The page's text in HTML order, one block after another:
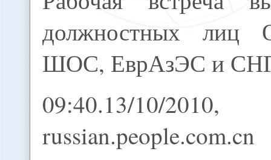
должностных лиц
ШОС, ЕврАзЭС и
09:40.13/10/2010,
russian.people.com.cn